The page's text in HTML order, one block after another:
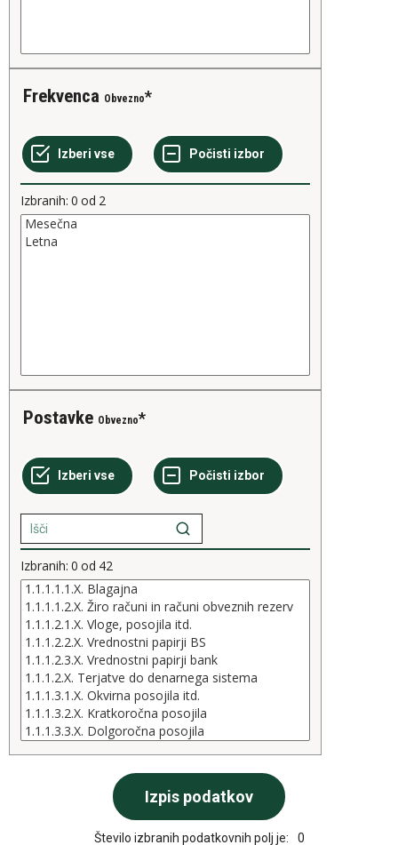
Frekvenca Obvezno
Izbranih: 0 od 2
Postavke Obvezno
Izbranih: 0 od 42
Število izbranih podatkovnih polj je: 0